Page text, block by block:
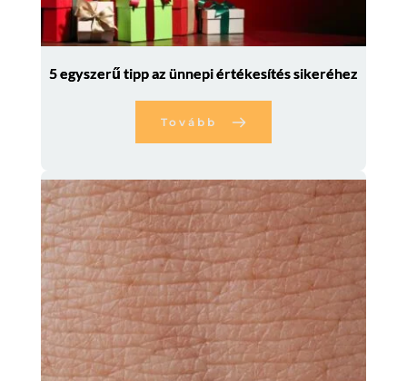
5 egyszerű tipp az ünnepi értékesítés sikeréhez
Tovább